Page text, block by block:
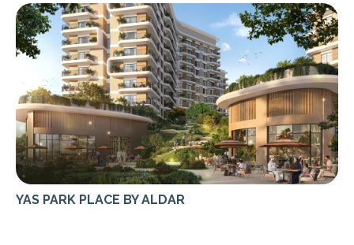
YAS PARK PLACE BY ALDAR